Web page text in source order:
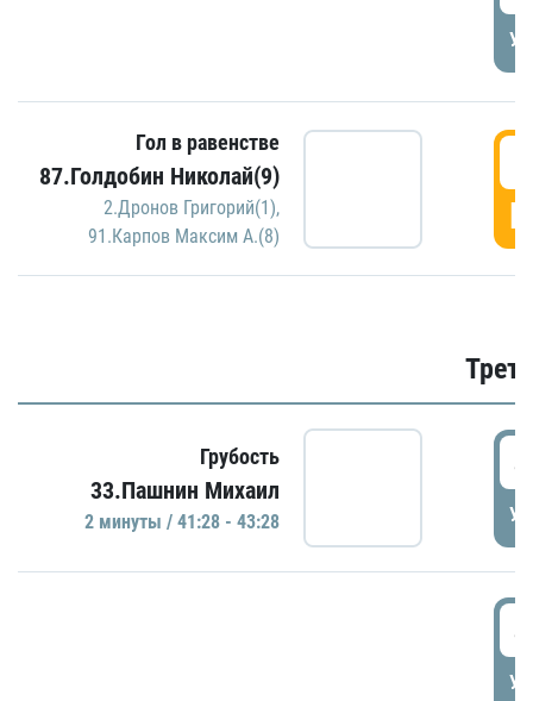
Гол в равенстве
87.Голдобин Николай(9)
2.Дронов Григорий(1),
91.Карпов Максим А.(8)
Грубость
33.Пашнин Михаил
2 минуты / 41:28 - 43:28